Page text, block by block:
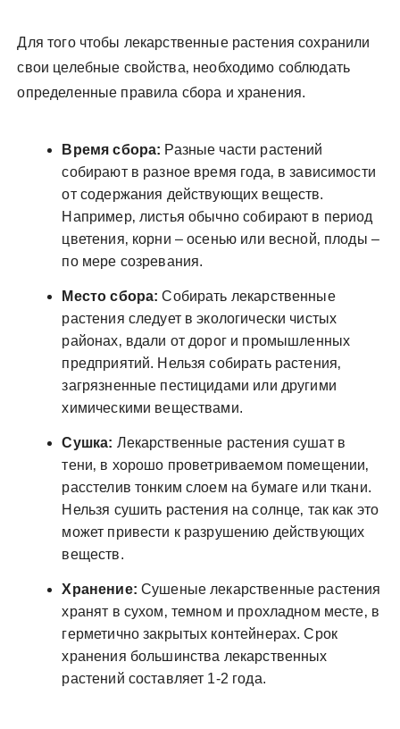
Для того чтобы лекарственные растения сохранили
свои целебные свойства‚ необходимо соблюдать
определенные правила сбора и хранения.
Время сбора: Разные части растений
собирают в разное время года‚ в зависимости
от содержания действующих веществ.
Например‚ листья обычно собирают в период
цветения‚ корни – осенью или весной‚ плоды –
по мере созревания.
Место сбора: Собирать лекарственные
растения следует в экологически чистых
районах‚ вдали от дорог и промышленных
предприятий. Нельзя собирать растения‚
загрязненные пестицидами или другими
химическими веществами.
Сушка: Лекарственные растения сушат в
тени‚ в хорошо проветриваемом помещении‚
расстелив тонким слоем на бумаге или ткани.
Нельзя сушить растения на солнце‚ так как это
может привести к разрушению действующих
веществ.
Хранение: Сушеные лекарственные растения
хранят в сухом‚ темном и прохладном месте‚ в
герметично закрытых контейнерах. Срок
хранения большинства лекарственных
растений составляет 1-2 года.